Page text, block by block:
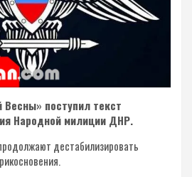
поступил текст
Народной милиции ДНР.
дестабилизировать